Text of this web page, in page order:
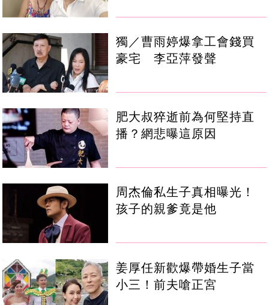
獨／曹雨婷爆拿工會錢買
豪宅 李亞萍發聲
肥大叔猝逝前為何堅持直
播？網悲曝這原因
周杰倫私生子真相曝光！
孩子的親爹竟是他
姜厚任新歡爆帶婚生子當
小三！前夫嗆正宮